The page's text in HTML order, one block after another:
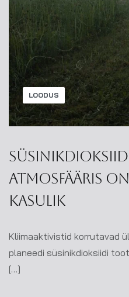
LOODUS
atmosfääris
kasulik
Kliimaaktivistid korrutavad
planeedi süsinikdioksiidi
[…]